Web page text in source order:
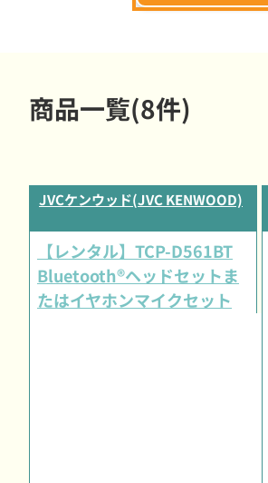
商品一覧(8件)
JVCケンウッド(JVC KENWOOD)
【レンタル】TCP-D561BT
Bluetooth®ヘッドセットま
たはイヤホンマイクセット